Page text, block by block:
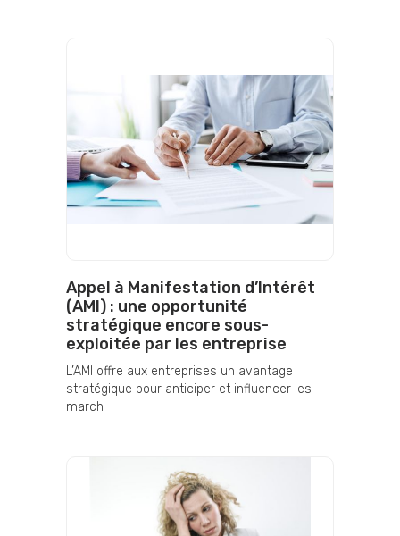
Appel à Manifestation d’Intérêt
(AMI) : une opportunité
stratégique encore sous-
exploitée par les entreprise
L’AMI offre aux entreprises un avantage
stratégique pour anticiper et influencer les
march